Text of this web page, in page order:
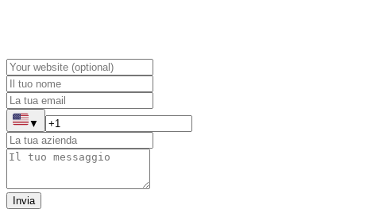
▼
Invia